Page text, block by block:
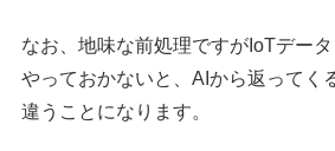
なお、地味な前処理ですがIoTデー
やっておかないと、AIから返ってく
違うことになります。